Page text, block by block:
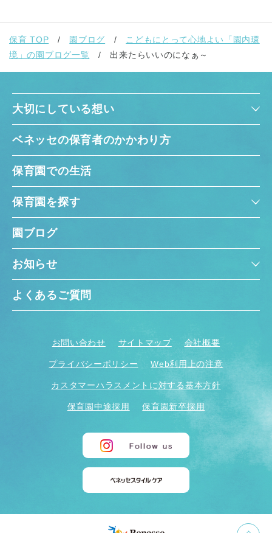
保育 TOP 園ブログ
こどもにとって心地よい「園内環
境」の園ブログ一覧
出来たらいいのになぁ～
大切にしている想い
ベネッセの保育者のかかわり方
保育園での生活
保育園を探す
園ブログ
お知らせ
よくあるご質問
お問い合わせ サイトマップ 会社概要
プライバシーポリシー Web利用上の注意
カスタマーハラスメントに対する基本方針
保育園中途採用 保育園新卒採用